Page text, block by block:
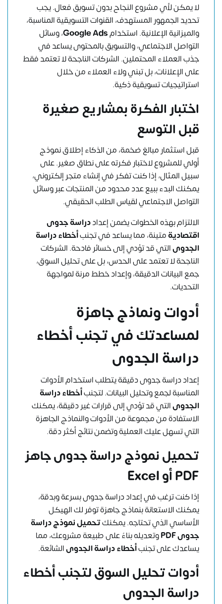
لا يمكن لأي مشروع النجاح بدون تسويق فعال. يجب
تحديد الجمهور المستهدف، القنوات التسويقية المناسبة،
والميزانية الإعلانية. استخدامGoogle Ads، وسائل
التواصل الاجتماعي، والتسويق بالمحتوى يساعد في
جذب العملاء المحتملين. الشركات الناجحة لا تعتمد فقط
على الإعلانات، بل تبني ولاء العملاء من خلال
استراتيجيات تسويقية ذكية.
اختبار الفكرة بمشاريع صغيرة
قبل التوسع
قبل استثمار مبالغ ضخمة، من الذكاء إطلاق نموذج
أولي للمشروع لاختبار فكرته على نطاق صغير. على
سبيل المثال، إذا كنت تفكر في إنشاء متجر إلكتروني،
يمكنك البدء ببيع عدد محدود من المنتجات عبر وسائل
التواصل الاجتماعي لقياس الطلب الحقيقي.
الالتزام بهذه الخطوات يضمن إعداددراسة جدوى
اقتصاديةمتينة، مما يساعد في تجنبأخطاء دراسة
الجدوىالتي قد تؤدي إلى خسائر فادحة. الشركات
الناجحة لا تعتمد على الحدس، بل على تحليل السوق،
جمع البيانات الدقيقة، وإعداد خطط مرنة لمواجهة
التحديات.
أدوات ونماذج جاهزة
لمساعدتك في تجنبأخطاء
دراسة الجدوى
إعداد دراسة جدوى دقيقة يتطلب استخدام الأدوات
المناسبة لجمع وتحليل البيانات. لتجنبأخطاء دراسة
الجدوىالتي قد تؤدي إلى قرارات غير دقيقة، يمكنك
الاستفادة من مجموعة من الأدوات والنماذج الجاهزة
التي تسهل عليك العملية وتضمن نتائج أكثر دقة.
تحميل نموذج دراسة جدوى جاهز
PDF أو Excel
إذا كنت ترغب في إعداد دراسة جدوى بسرعة وبدقة،
يمكنك الاستعانة بنماذج جاهزة توفر لك الهيكل
الأساسي الذي تحتاجه. يمكنكتحميل نموذج دراسة
جدوى PDF
وتعديله بناءً على طبيعة مشروعك، مما
يساعدك على تجنبأخطاء دراسة الجدوىالشائعة.
أدوات تحليل السوق لتجنبأخطاء
دراسة الجدوى